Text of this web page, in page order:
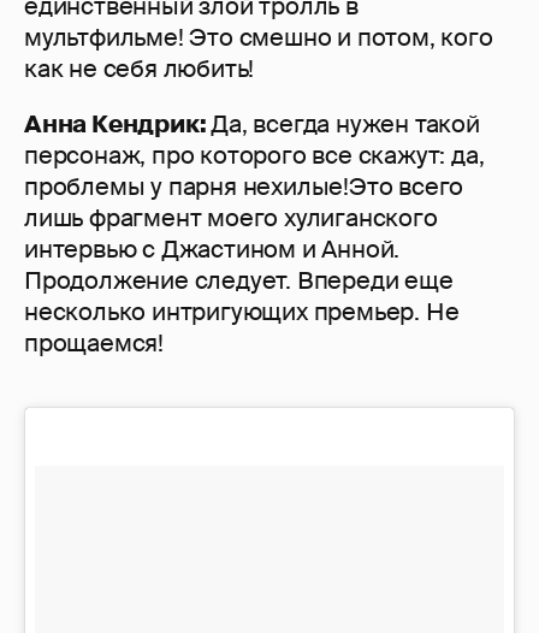
единственный злой тролль в
мультфильме! Это смешно и потом, кого
как не себя любить!
Анна Кендрик:Да, всегда нужен такой
персонаж, про которого все скажут: да,
проблемы у парня нехилые!Это всего
лишь фрагмент моего хулиганского
интервью с Джастином и Анной.
Продолжение следует. Впереди еще
несколько интригующих премьер. Не
прощаемся!